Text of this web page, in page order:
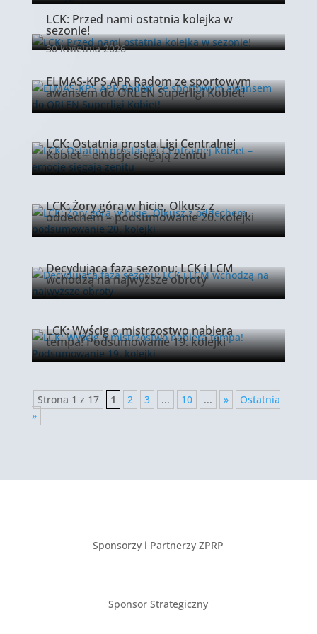
LCK: Przed nami ostatnia kolejka w
sezonie!
30 kwietnia 2026
ELMAS-KPS APR Radom ze sportowym
awansem do ORLEN Superligi Kobiet!
23 kwietnia 2026
LCK: Ostatnia prosta Ligi Centralnej
Kobiet – emocje sięgają zenitu
22 kwietnia 2026
LCK: Żory górą w hicie, Olkusz z
oddechem – podsumowanie 20. kolejki
20 kwietnia 2026
Decydująca faza sezonu: LCK i LCM
wchodzą na najwyższe obroty
17 kwietnia 2026
LCK: Wyścig o mistrzostwo nabiera
tempa! Podsumowanie 19. kolejki
30 marca 2026
Strona 1 z 17 1 2 3 ... 10 ... »
Ostatnia
»
Sponsorzy i Partnerzy ZPRP
Sponsor Strategiczny